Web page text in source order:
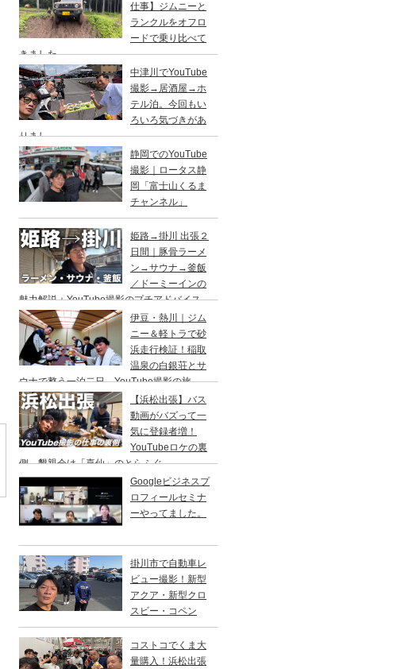
仕事】ジムニーと
ランクルをオフロ
ードで乗り比べて
きました
中津川でYouTube
撮影→居酒屋→ホ
テル泊。今回もい
ろいろ気づきがあ
りまし
静岡でのYouTube
撮影｜ロータス静
岡「富士山くるま
チャンネル」
姫路→掛川 出張２
日間｜豚骨ラーメ
ン→サウナ→釜飯
／ドーミーインの
魅力解説＋YouTube撮影のプチアドバイス
あり
伊豆・熱川｜ジム
ニー＆軽トラで砂
浜走行検証！稲取
温泉の白銀荘とサ
ウナで整う一泊二日、YouTube撮影の旅
【浜松出張】バス
動画がバズって一
気に登録者増！
YouTubeロケの裏
側、懇親会は「喜仙」のとらふぐ
Googleビジネスプ
ロフィールセミナ
ーやってました。
掛川市で自動車レ
ビュー撮影！新型
アクア・新型クロ
スビー・コペン
コストコでくま大
量購入！浜松出張